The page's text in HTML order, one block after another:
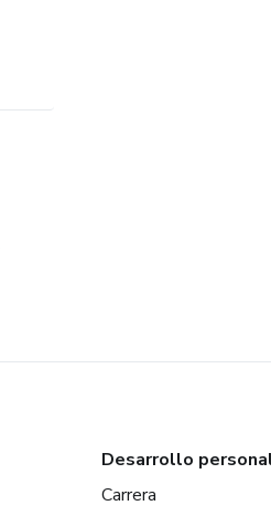
Desarrollo
Carrera